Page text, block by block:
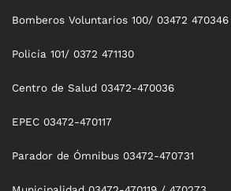
Bomberos Voluntarios 100/ 03472 470346
Policía 101/ 0372 471130
Centro de Salud 03472-470036
EPEC 03472-470117
Parador de Ómnibus 03472-470731